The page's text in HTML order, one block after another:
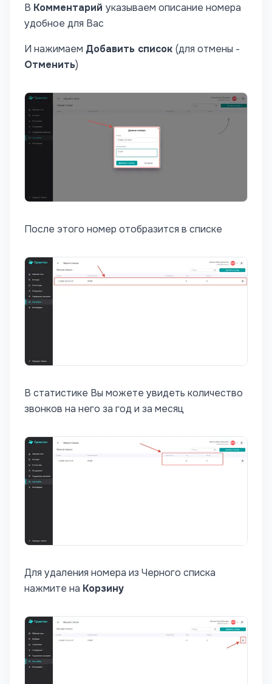
В Комментарий указываем описание номера
удобное для Вас
И нажимаем Добавить список (для отмены -
Отменить)
После этого номер отобразится в списке
В статистике Вы можете увидеть количество
звонков на него за год и за месяц
Для удаления номера из Черного списка
нажмите на Корзину